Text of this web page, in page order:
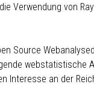
Verwendung von
Source
webstatistische
Interesse an der